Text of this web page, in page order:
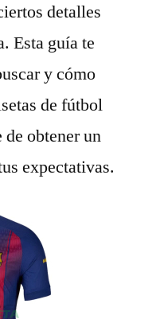
detalles
Esta guía te
y cómo
de fútbol
de obtener un
expectativas.